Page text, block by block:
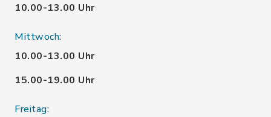
10.00-13.00 Uhr
Mittwoch:
10.00-13.00 Uhr
15.00-19.00 Uhr
Freitag: